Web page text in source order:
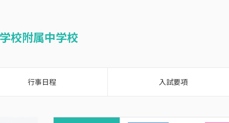
校附属中学校
行事日程 入試要項